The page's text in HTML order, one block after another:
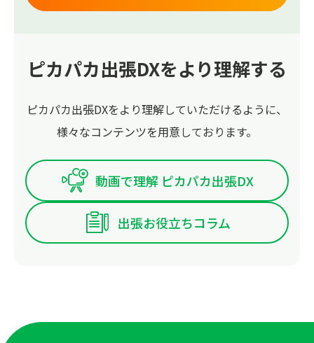
ピカパカ出張DXをより理解する
ピカパカ出張DXをより理解していただけるように、
様々なコンテンツを用意しております。
動画で理解 ピカパカ出張DX
出張お役立ちコラム